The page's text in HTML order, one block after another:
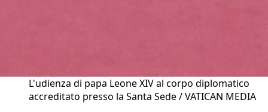
L'udienza di papa Leone XIV al corpo diplomatico
accreditato presso la Santa Sede / VATICAN MEDIA